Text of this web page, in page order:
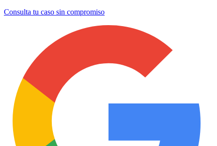
Consulta tu caso sin compromiso